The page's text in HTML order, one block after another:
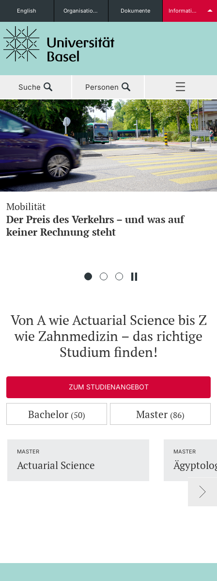
Studieninteressierte
weitere Informationen
Studierende
weitere Informationen
Fördernde & Alumni
English Organisationseinheiten Dokumente Informationen für...
Suche Personen
Aktuell
Studium
Forschung
Lehre
Weiterbildung
Home
Mobilität
Der Preis des Verkehrs – und was auf
keiner Rechnung steht
Von A wie Actuarial Science bis Z
wie Zahnmedizin – das richtige
Studium finden!
ZUM STUDIENANGEBOT
Bachelor (50) Master (86)
MASTER
Actuarial Science
MASTER